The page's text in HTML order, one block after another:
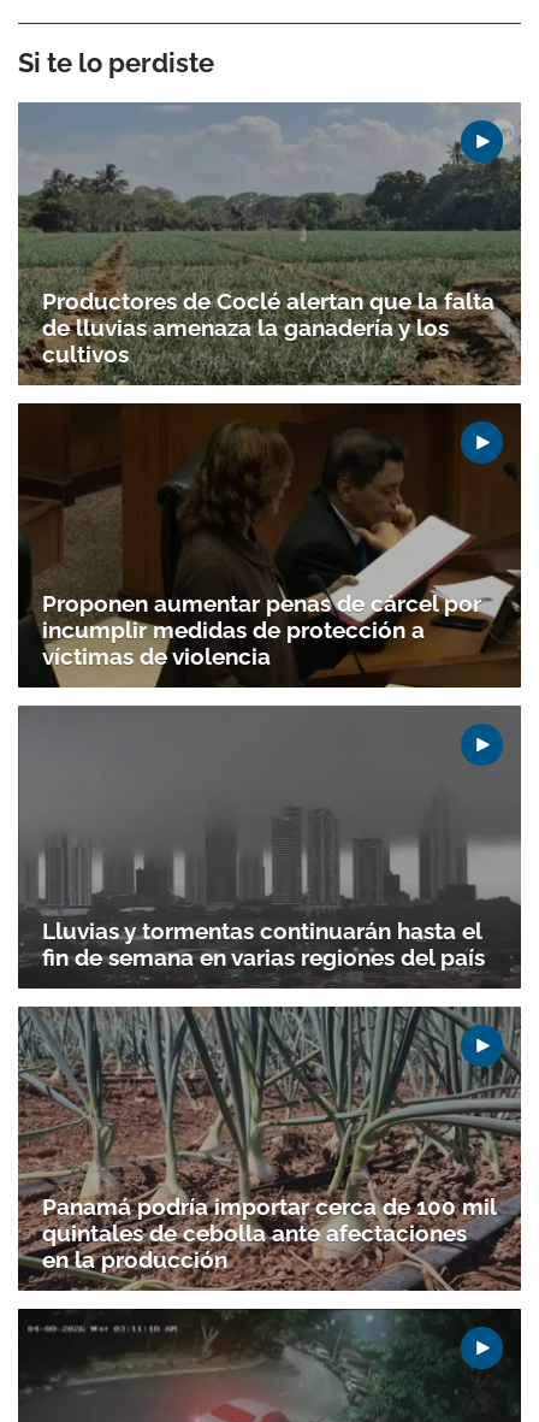
Si te lo perdiste
Productores de Coclé alertan que la falta
de lluvias amenaza la ganadería y los
cultivos
Proponen aumentar penas de cárcel por
incumplir medidas de protección a
víctimas de violencia
Lluvias y tormentas continuarán hasta el
fin de semana en varias regiones del país
Panamá podría importar cerca de 100 mil
quintales de cebolla ante afectaciones
en la producción